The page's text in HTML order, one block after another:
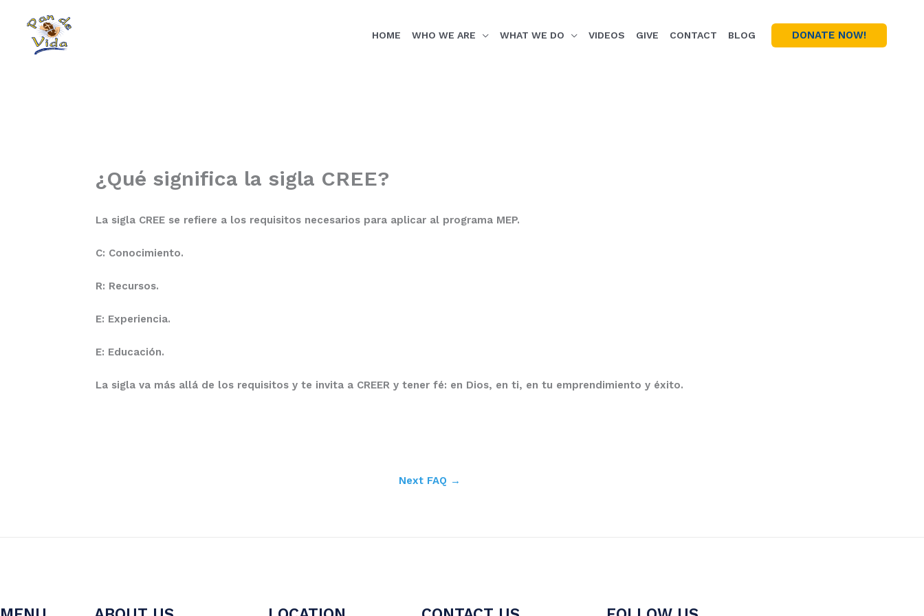
content
HOME WHO WE ARE WHAT WE DO VIDEOS GIVE CONTACT BLOG DONATE NOW!
¿Qué significa la sigla CREE?
La sigla CREE se refiere a los requisitos necesarios para aplicar al programa MEP.
C: Conocimiento.
R: Recursos.
E: Experiencia.
E: Educación.
La sigla va más allá de los requisitos y te invita a CREER y tenerfé: en Dios, en ti, en tu emprendimiento y éxito.
Next FAQ →